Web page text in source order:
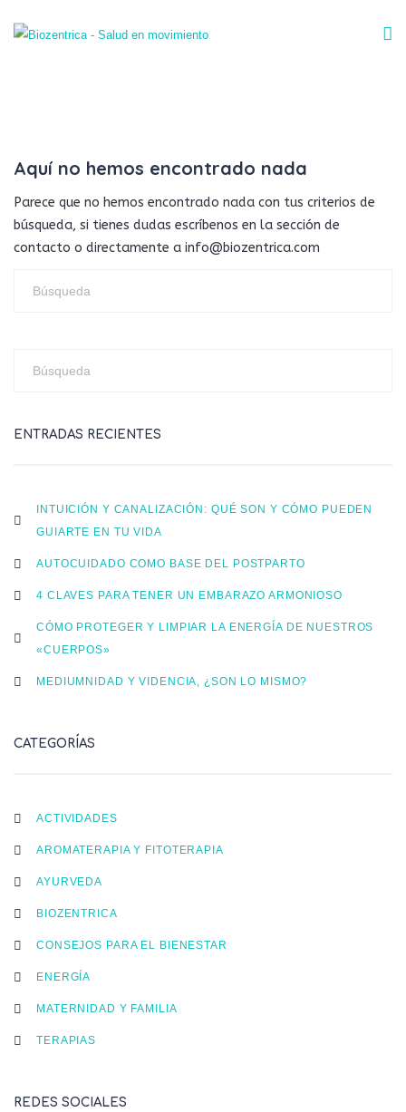
Aquí no hemos encontrado nada
Parece que no hemos encontrado nada con tus criterios de
búsqueda, si tienes dudas escríbenos en la sección de
contacto o directamente a info@biozentrica.com
ENTRADAS RECIENTES
INTUICIÓN Y CANALIZACIÓN: QUÉ SON Y CÓMO PUEDEN
GUIARTE EN TU VIDA
AUTOCUIDADO COMO BASE DEL POSTPARTO
4 CLAVES PARA TENER UN EMBARAZO ARMONIOSO
CÓMO PROTEGER Y LIMPIAR LA ENERGÍA DE NUESTROS
«CUERPOS»
MEDIUMNIDAD Y VIDENCIA, ¿SON LO MISMO?
CATEGORÍAS
ACTIVIDADES
AROMATERAPIA Y FITOTERAPIA
AYURVEDA
BIOZENTRICA
CONSEJOS PARA EL BIENESTAR
ENERGÍA
MATERNIDAD Y FAMILIA
TERAPIAS
REDES SOCIALES